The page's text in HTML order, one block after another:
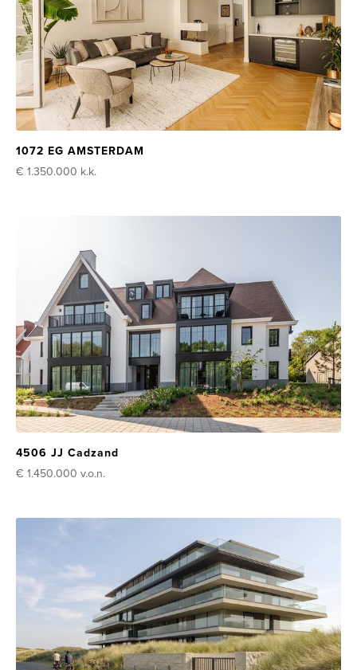
1072 EG AMSTERDAM
€ 1.350.000 k.k.
4506 JJ Cadzand
€ 1.450.000 v.o.n.